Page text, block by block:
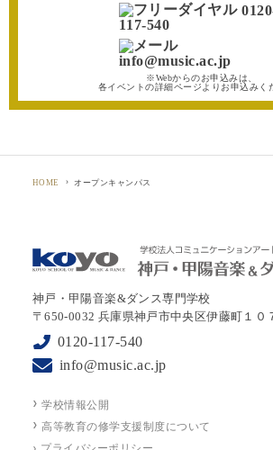
117-540
info@music.ac.jp
※Webからのお申込みは、
各イベントの詳細ページよりお申込みく
HOME オープンキャンパス
神戸・甲陽音楽&ダンス専門学校
〒650-0032 兵庫県神戸市中央区伊藤町１０
0120-117-540
info@music.ac.jp
学校情報公開
高等教育の修学支援制度について